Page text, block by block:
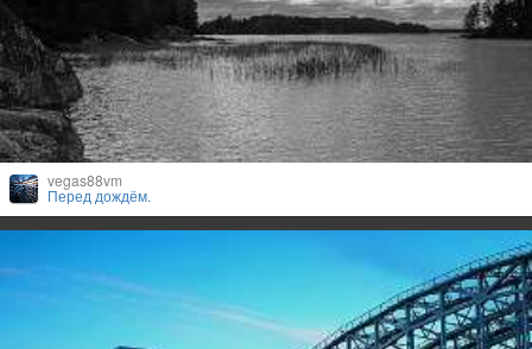
vegas88vm
Перед дождём.